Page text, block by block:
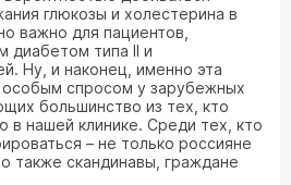
глюкозы и холестерина в
важно для пациентов,
диабетом типа II и
Ну, и наконец, именно эта
особым спросом у зарубежных
большинство из тех, кто
в нашей клинике. Среди тех, кто
– не только россияне
также скандинавы, граждане